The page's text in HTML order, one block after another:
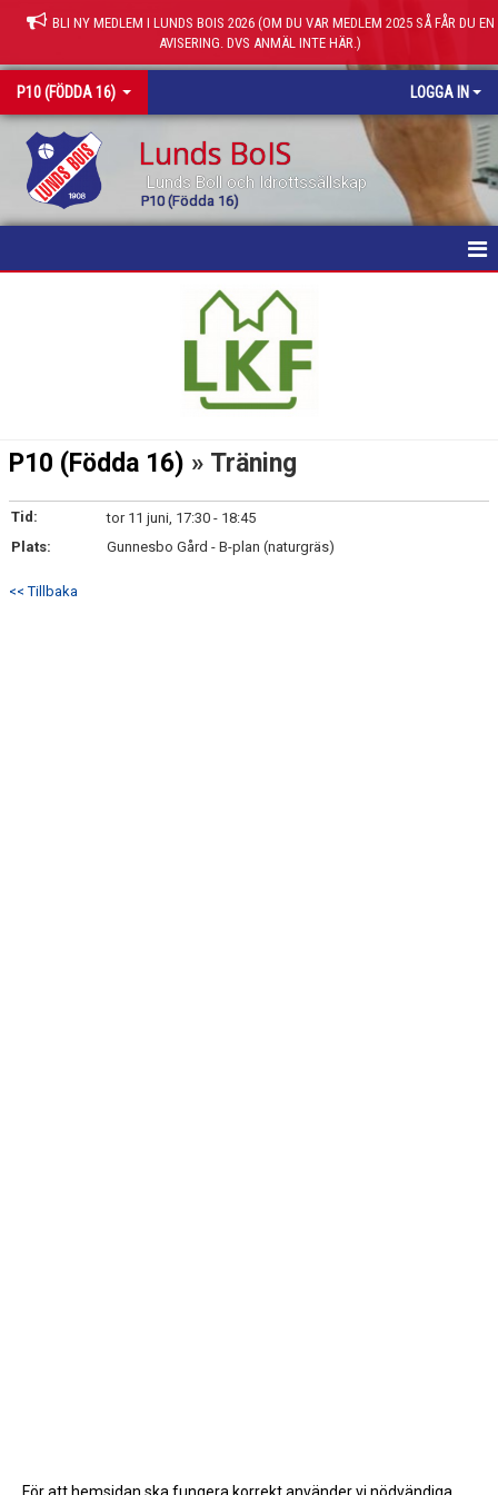
BLI NY MEDLEM I LUNDS BOIS 2026 (OM DU VAR MEDLEM 2025 SÅ FÅR DU EN
AVISERING. DVS ANMÄL INTE HÄR.)
P10 (FÖDDA 16) LOGGA IN
Lunds BoIS
Lunds Boll och Idrottssällskap
P10 (Födda 16)
P10 (Födda 16) » Träning
Tid:
tor 11 juni, 17:30 - 18:45
Plats:
Gunnesbo Gård - B-plan (naturgräs)
<< Tillbaka